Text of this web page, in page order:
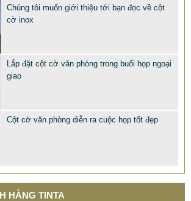
ĐẸP GIÁ RẺ - XE ĐẨY HÀNH LÝ SÂN
TPHCM THƯƠNG HIỆU TINTA
MAU XE DAY INOX 304 GIA RE
Chúng tôi muốn giới thiệu tới bạn đọc về cột
cờ inox
Lắp đặt cột cờ văn phòng trong buổi họp ngoại
giao
Cột cờ văn phòng diễn ra cuộc họp tốt đẹp
HÀNG TINTA